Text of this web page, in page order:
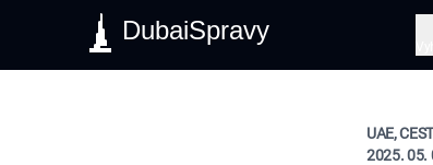
DubaiSpravy
UAE,
2025. 05.